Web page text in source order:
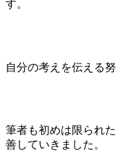
す。
自分の考えを伝える
筆者も初めは限られ
善していきました。